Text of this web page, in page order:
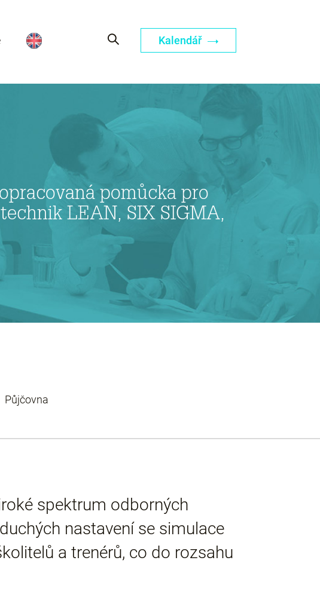
Kalendář
pomůcka pro
LEAN, SIX SIGMA,
Půjčovna
spektrum odborných
nastavení se simulace
a trenérů, co do rozsahu